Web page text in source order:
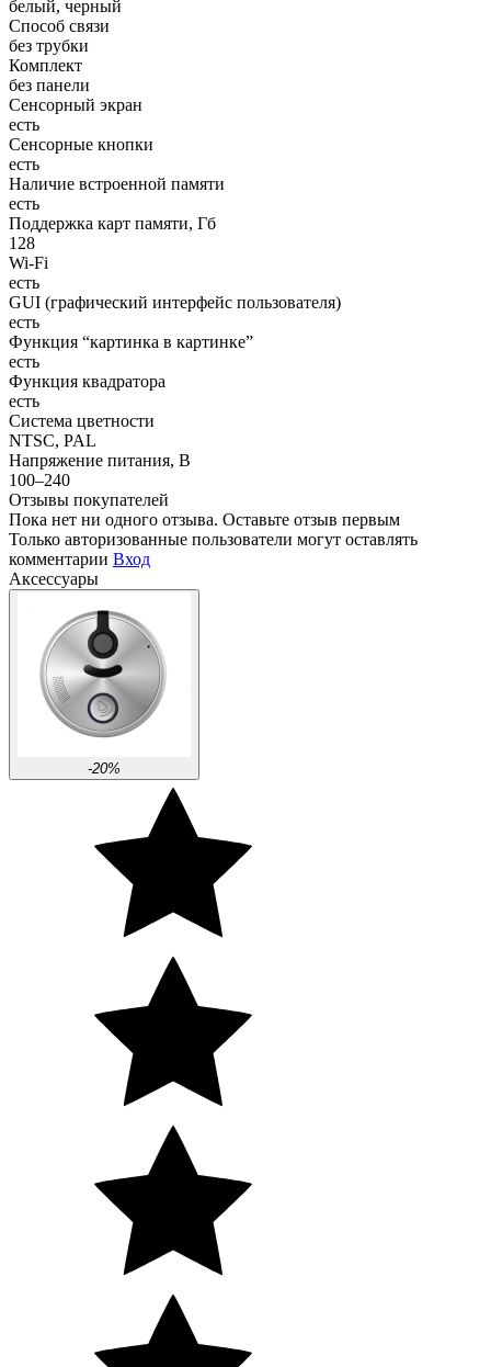
белый, черный
Способ связи
без трубки
Комплект
без панели
Cенсорный экран
есть
Сенсорные кнопки
есть
Наличие встроенной памяти
есть
Поддержка карт памяти, Гб
128
Wi-Fi
есть
GUI (графический интерфейс пользователя)
есть
Функция “картинка в картинке”
есть
Функция квадратора
есть
Система цветности
NTSC, PAL
Напряжение питания, В
100–240
Отзывы покупателей
Пока нет ни одного отзыва. Оставьте отзыв первым
Только авторизованные пользователи могут оставлять
комментарии Вход
Аксессуары
-20%